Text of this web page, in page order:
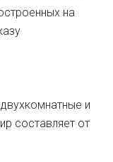
на
и
составляет от